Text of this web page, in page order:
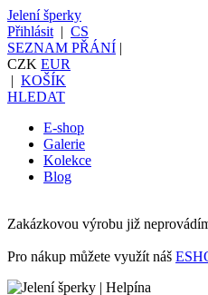
Jelení šperky
Přihlásit | CS
SEZNAM PŘÁNÍ |
CZK EUR
| KOŠÍK
HLEDAT
E-shop
Galerie
Kolekce
Blog
Zakázkovou výrobu již
Pro nákup můžete využít náš